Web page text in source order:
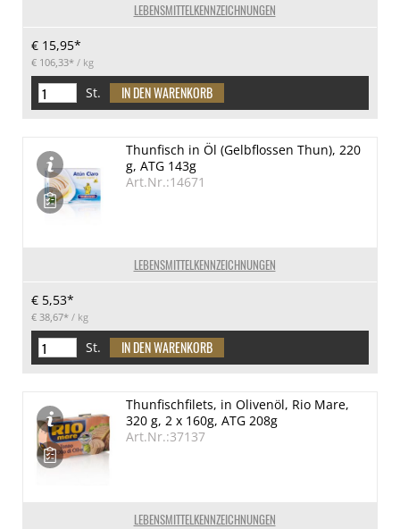
LEBENSMITTELKENNZEICHNUNGEN
€ 15,95*
€ 106,33* / kg
St.
LEBENSMITTELKENNZEICHNUNGEN
Thunfisch in Öl (Gelbflossen Thun), 220
g, ATG 143g
Art.Nr.:14671
€ 5,53*
€ 38,67* / kg
St.
LEBENSMITTELKENNZEICHNUNGEN
Thunfischfilets, in Olivenöl, Rio Mare,
320 g, 2 x 160g, ATG 208g
Art.Nr.:37137